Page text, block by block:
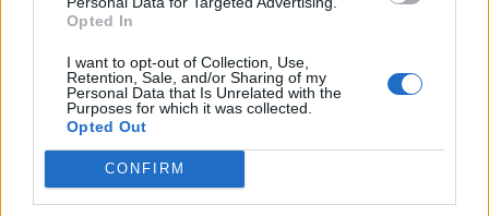
Opted In
I want to opt-out of Collection, Use,
Retention, Sale, and/or Sharing of my
Personal Data that Is Unrelated with the
Purposes for which it was collected.
Opted Out
CONFIRM
vidéki repülőterek: megvan, hova áramlik a
rengeteg pénz
Újabb jelentős állami forrás érkezik a sármelléki Hévíz-
Balaton Airporthoz: a kormány 1,2 milliárd forinttal
támogatja a repülőtér idei működését.